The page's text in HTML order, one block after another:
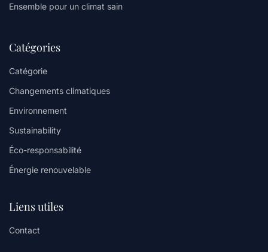
Ensemble pour un climat sain
Catégories
Catégorie
Changements climatiques
Environnement
Sustainability
Éco-responsabilité
Énergie renouvelable
Liens utiles
Contact